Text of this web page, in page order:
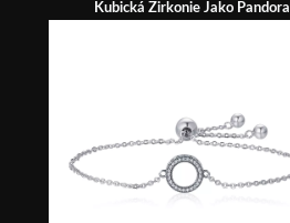
Kubická Zirkonie Jako Pandora